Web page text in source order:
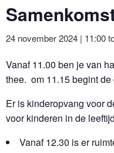
24 november 2024 | 11:00
Vanaf 11.00 ben je van
thee. om 11.15 begint de
Er is kinderopvang voor
voor kinderen in de
Vanaf 12.30 is er